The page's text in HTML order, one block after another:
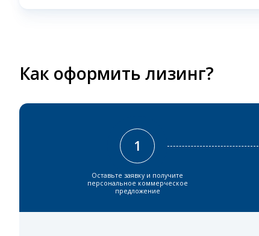
Как оформить лизинг?
1
Оставьте заявку и получите
персональное коммерческое
предложение